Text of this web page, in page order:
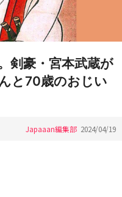
剣豪・宮本武蔵が
と70歳のおじい
Japaaan編集部 2024/04/19